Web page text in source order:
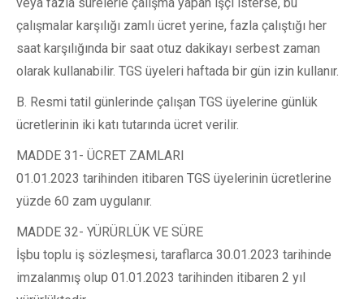
çalışmalar karşılığı zamlı ücret yerine, fazla çalıştığı her
saat karşılığında bir saat otuz dakikayı serbest zaman
olarak kullanabilir. TGS üyeleri haftada bir gün izin kullanır.
B. Resmi tatil günlerinde çalışan TGS üyelerine günlük
ücretlerinin iki katı tutarında ücret verilir.
MADDE 31- ÜCRET ZAMLARI
01.01.2023 tarihinden itibaren TGS üyelerinin ücretlerine
yüzde 60 zam uygulanır.
MADDE 32- YÜRÜRLÜK VE SÜRE
İşbu toplu iş sözleşmesi, taraflarca 30.01.2023 tarihinde
imzalanmış olup 01.01.2023 tarihinden itibaren 2 yıl